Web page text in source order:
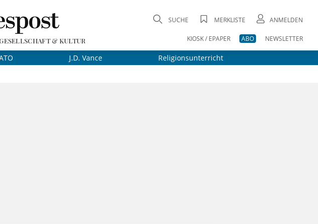
& KULTUR
SUCHE MERKLISTE ANMELDEN
KIOSK / EPAPER ABO NEWSLETTER
J.D. Vance Religionsunterricht